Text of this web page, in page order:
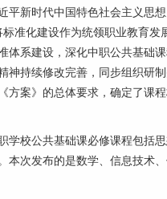
新时代中国特色社会主义思
准化建设作为统领职业教育
体系建设，深化中职公共基础
神持续修改完善，同步组织
方案》的总体要求，确定了
校公共基础课必修课程包括
本次发布的是数学、信息技术